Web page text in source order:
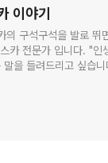
이야기
의 구석구석을 발로 뛰
카 전문가 입니다. "인
을 들려드리고 싶습
래스카" 자연속의 삶이 그
로 오시기 바랍니다